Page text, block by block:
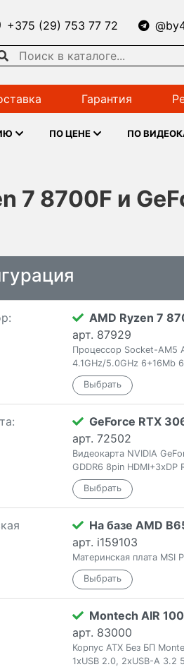
+375 (29) 753 77 72
Гарантия
ПО ЦЕНЕ ПО
7 8700F и
AMD Ryzen 7
арт. 87929
Процессор Socket-AM5
4.1GHz/5.0GHz 6+16Mb
GeForce RTX
арт. 72502
Видеокарта NVIDIA
GDDR6 8pin HDMI+3xDP
На базе AMD
арт. i159103
Материнская плата MSI
Montech AIR
арт. 83000
Корпус ATX Без БП
1xUSB 2.0, 2xUSB-A 3.2